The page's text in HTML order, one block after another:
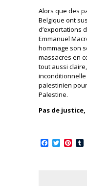
Alors que des
Belgique ont
d’exportations
Emmanuel
hommage son
massacres en
tout aussi
palestinien
Palestine.
Pas de
Facebook
Twitter